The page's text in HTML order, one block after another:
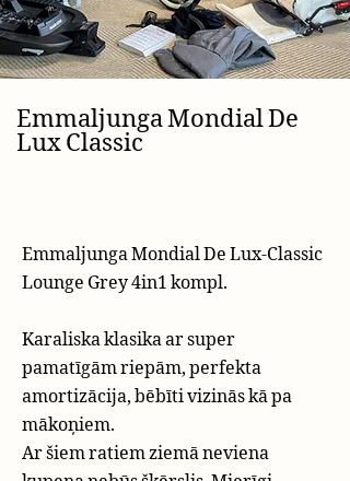
Emmaljunga Mondial De
Lux Classic
Emmaljunga Mondial De Lux-Classic
Lounge Grey 4in1 kompl.
Karaliska klasika ar super
pamatīgām riepām, perfekta
amortizācija, bēbīti vizinās kā pa
mākoņiem.
Ar šiem ratiem ziemā neviena